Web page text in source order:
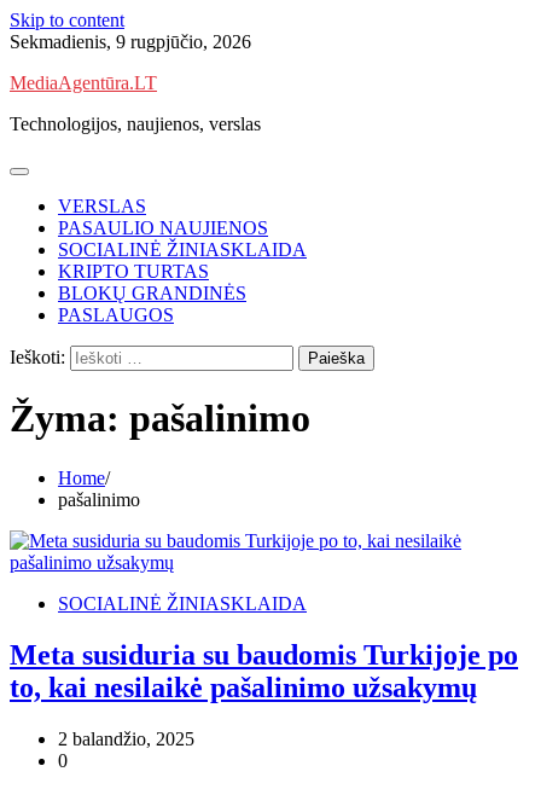
Skip to content
Sekmadienis, 9 rugpjūčio, 2026
MediaAgentūra.LT
Technologijos, naujienos, verslas
VERSLAS
PASAULIO NAUJIENOS
SOCIALINĖ ŽINIASKLAIDA
KRIPTO TURTAS
BLOKŲ GRANDINĖS
PASLAUGOS
Ieškoti:
Žyma: pašalinimo
Home
pašalinimo
SOCIALINĖ ŽINIASKLAIDA
Meta susiduria su baudomis Turkijoje po
to, kai nesilaikė pašalinimo užsakymų
2 balandžio, 2025
0